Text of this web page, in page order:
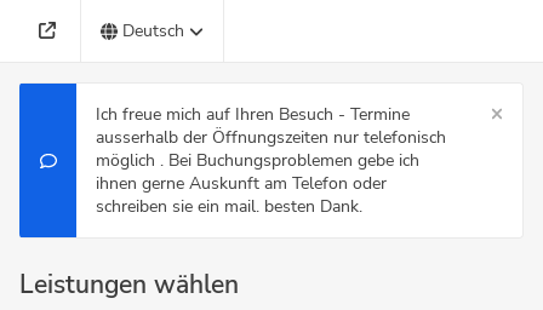
Deutsch
Ich freue mich auf Ihren Besuch - Termine
ausserhalb der Öffnungszeiten nur telefonisch
möglich . Bei Buchungsproblemen gebe ich
ihnen gerne Auskunft am Telefon oder
schreiben sie ein mail. besten Dank.
Leistungen wählen